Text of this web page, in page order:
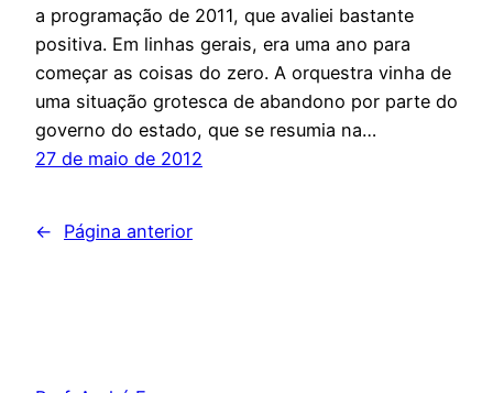
a programação de 2011, que avaliei bastante
positiva. Em linhas gerais, era uma ano para
começar as coisas do zero. A orquestra vinha de
uma situação grotesca de abandono por parte do
governo do estado, que se resumia na…
27 de maio de 2012
← Página anterior